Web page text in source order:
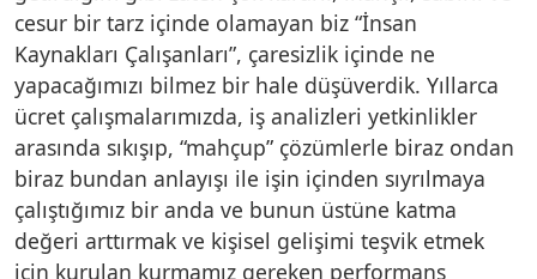
cesur bir tarz içinde olamayan biz “İnsan
Kaynakları Çalışanları”, çaresizlik içinde ne
yapacağımızı bilmez bir hale düşüverdik. Yıllarca
ücret çalışmalarımızda, iş analizleri yetkinlikler
arasında sıkışıp, “mahçup” çözümlerle biraz ondan
biraz bundan anlayışı ile işin içinden sıyrılmaya
çalıştığımız bir anda ve bunun üstüne katma
değeri arttırmak ve kişisel gelişimi teşvik etmek
için kurulan kurmamız gereken performans